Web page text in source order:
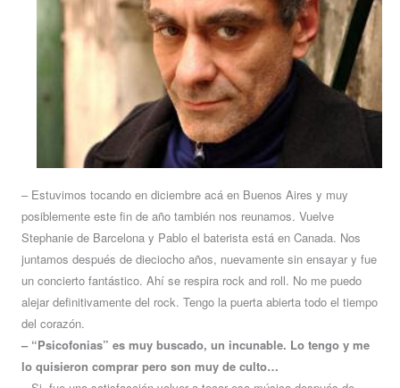
– Estuvimos tocando en diciembre acá en Buenos Aires y muy
posiblemente este fin de año también nos reunamos. Vuelve
Stephanie de Barcelona y Pablo el baterista está en Canada. Nos
juntamos después de dieciocho años, nuevamente sin ensayar y fue
un concierto fantástico. Ahí se respira rock and roll. No me puedo
alejar definitivamente del rock. Tengo la puerta abierta todo el tiempo
del corazón.
– “Psicofonias” es muy buscado, un incunable. Lo tengo y me
lo quisieron comprar pero son muy de culto…